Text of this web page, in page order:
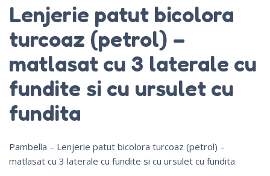
Lenjerie patut bicolora
turcoaz (petrol) –
matlasat cu 3 laterale cu
fundite si cu ursulet cu
fundita
Pambella – Lenjerie patut bicolora turcoaz (petrol) –
matlasat cu 3 laterale cu fundite si cu ursulet cu fundita